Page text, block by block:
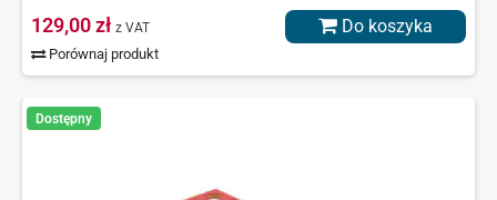
129,00 zł z VAT
Porównaj produkt
Do koszyka
Dostępny